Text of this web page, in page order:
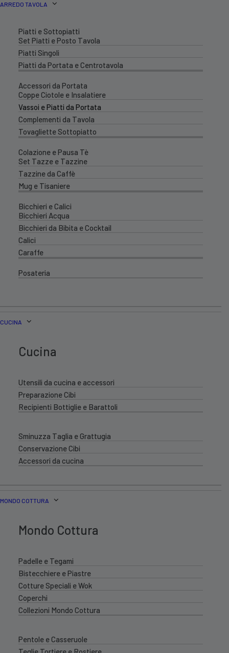
ARREDO TAVOLA
Piatti e Sottopiatti
Set Piatti e Posto Tavola
Piatti Singoli
Piatti da Portata e Centrotavola
Accessori da Portata
Coppe Ciotole e Insalatiere
Vassoi e Piatti da Portata
Complementi da Tavola
Tovagliette Sottopiatto
Colazione e Pausa Tè
Set Tazze e Tazzine
Tazzine da Caffè
Mug e Tisaniere
Bicchieri e Calici
Bicchieri Acqua
Bicchieri da Bibita e Cocktail
Calici
Caraffe
Posateria
CUCINA
Cucina
Utensili da cucina e accessori
Preparazione Cibi
Recipienti Bottiglie e Barattoli
Sminuzza Taglia e Grattugia
Conservazione Cibi
Accessori da cucina
MONDO COTTURA
Mondo Cottura
Padelle e Tegami
Bistecchiere e Piastre
Cotture Speciali e Wok
Coperchi
Collezioni Mondo Cottura
Pentole e Casseruole